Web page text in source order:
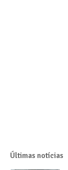
Últimas notícias